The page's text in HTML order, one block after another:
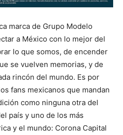
marca de Grupo Modelo
a México con lo mejor del
lo que somos, de encender
se vuelven memorias, y de
rincón del mundo. Es por
fans mexicanos que mandan
como ninguna otra del
país y uno de los más
y el mundo: Corona Capital